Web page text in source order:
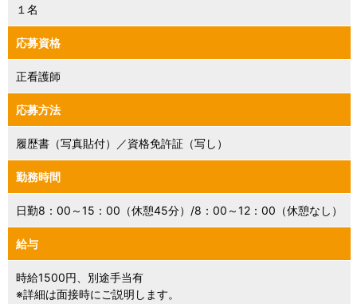
１名
応募資格
正看護師
応募方法
履歴書（写真貼付）／資格免許証（写し）
勤務時間
日勤8：00～15：00（休憩45分）/8：00～12：00（休憩なし）
給与
時給1500円、別途手当有
※詳細は面接時にご説明します。